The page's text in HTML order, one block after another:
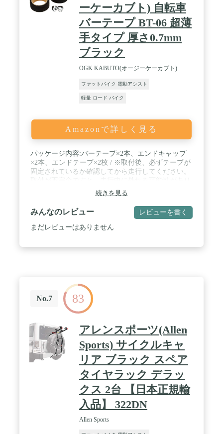
の為、歩道での走行はお控えください。』
ーケーカブト) 自転車
バーテープ BT-06 超薄
手タイプ 厚さ0.7mm
ブラック
OGK KABUTO(オージーケーカブト)
ファットバイク 電動アシスト
軽量 ロード バイク
Amazonで詳しく見る
パッケージ内容:バーテープ×2本、エンドキャップ
×2本、エンドテープ×2枚 / ※取付後、必ずテープが
固定されているか確認してから走行してください。
大変危険です。 / ※バーテープを巻くには経験が必
要です。間違った取付方法の場合、バーテープが切
れたり、走行中に外れることがございますので、取
付に不安のある方はお近くの自転車販売店、専門店
に取付をご依頼ください。 / ※商品のカラーはディ
続きを見る
みんなのレビュー レビューを書く
まだレビューはありません
No.7 83
アレンスポーツ(Allen
Sports) サイクルキャ
リア ブラック スペア
タイヤラック デラッ
クス 2台 【日本正規輸
入品】 322DN
Allen Sports